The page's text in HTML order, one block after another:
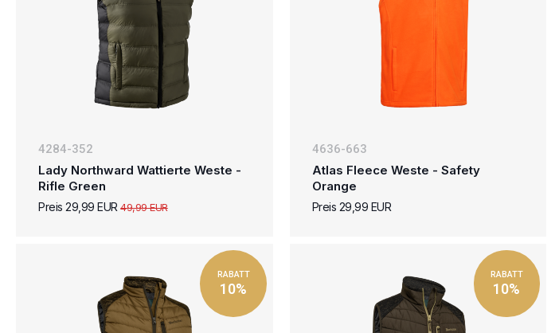
4284-352
Lady Northward Wattierte Weste -
Rifle Green
Preis 29,99 EUR49,99 EUR
4636-663
Atlas Fleece Weste - Safety
Orange
Preis 29,99 EUR
RABATT
10%
RABATT
10%